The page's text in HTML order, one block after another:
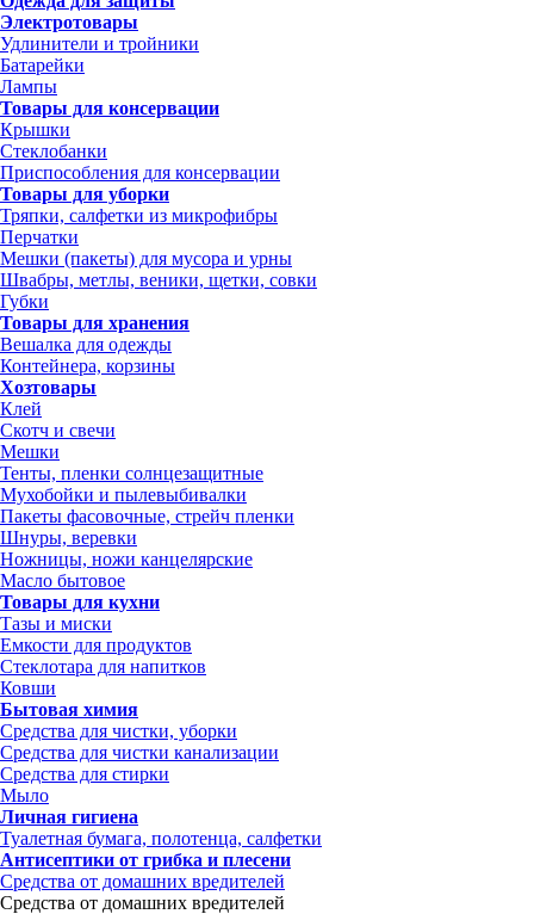
Электротовары
Удлинители и тройники
Батарейки
Лампы
Товары для консервации
Крышки
Стеклобанки
Приспособления для консервации
Товары для уборки
Тряпки, салфетки из микрофибры
Перчатки
Мешки (пакеты) для мусора и урны
Швабры, метлы, веники, щетки, совки
Губки
Товары для хранения
Вешалка для одежды
Контейнера, корзины
Хозтовары
Клей
Скотч и свечи
Мешки
Тенты, пленки солнцезащитные
Мухобойки и пылевыбивалки
Пакеты фасовочные, стрейч пленки
Шнуры, веревки
Ножницы, ножи канцелярские
Масло бытовое
Товары для кухни
Тазы и миски
Емкости для продуктов
Стеклотара для напитков
Ковши
Бытовая химия
Средства для чистки, уборки
Средства для чистки канализации
Средства для стирки
Мыло
Личная гигиена
Туалетная бумага, полотенца, салфетки
Антисептики от грибка и плесени
Средства от домашних вредителей
Средства от домашних вредителей